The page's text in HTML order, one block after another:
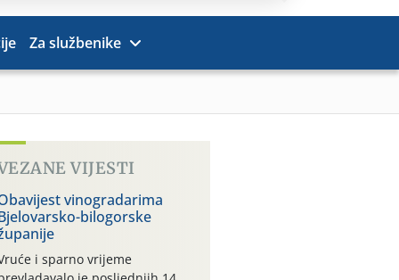
Za službenike
VIJESTI
vinogradarima
bilogorske
i sparno vrijeme